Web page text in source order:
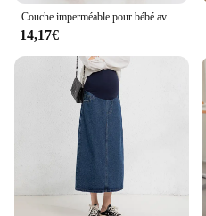
Couche imperméable pour bébé avec jupe anti-fuite, pantalon d'entraînement à l'urine, couches de gril, couche pour enfants, lit de couchage, pot, articles d'entraînement
14,17€